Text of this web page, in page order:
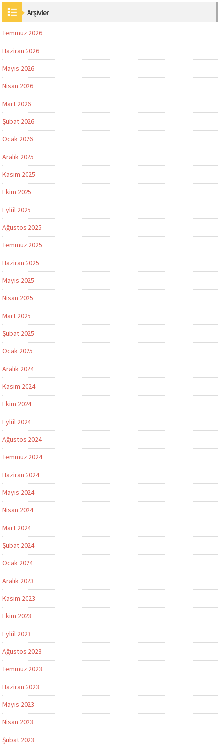
Arşivler
Temmuz 2026
Haziran 2026
Mayıs 2026
Nisan 2026
Mart 2026
Şubat 2026
Ocak 2026
Aralık 2025
Kasım 2025
Ekim 2025
Eylül 2025
Ağustos 2025
Temmuz 2025
Haziran 2025
Mayıs 2025
Nisan 2025
Mart 2025
Şubat 2025
Ocak 2025
Aralık 2024
Kasım 2024
Ekim 2024
Eylül 2024
Ağustos 2024
Temmuz 2024
Haziran 2024
Mayıs 2024
Nisan 2024
Mart 2024
Şubat 2024
Ocak 2024
Aralık 2023
Kasım 2023
Ekim 2023
Eylül 2023
Ağustos 2023
Temmuz 2023
Haziran 2023
Mayıs 2023
Nisan 2023
Şubat 2023